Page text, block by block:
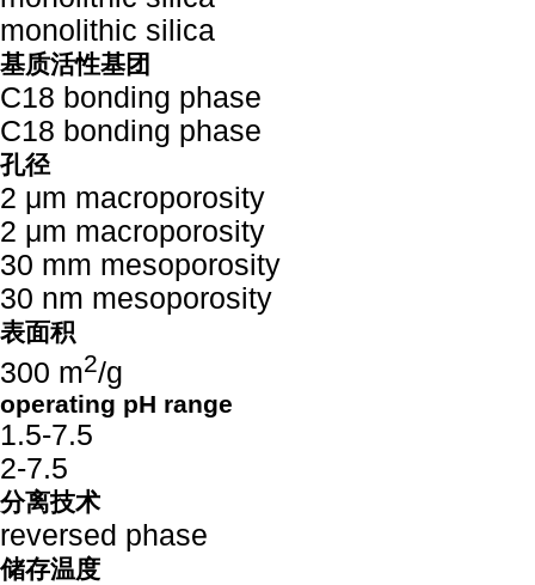
monolithic silica
基质活性基团
C18 bonding phase
C18 bonding phase
孔径
2 μm macroporosity
2 μm macroporosity
30 mm mesoporosity
30 nm mesoporosity
表面积
300 m2/g
operating pH range
1.5-7.5
2-7.5
分离技术
reversed phase
储存温度